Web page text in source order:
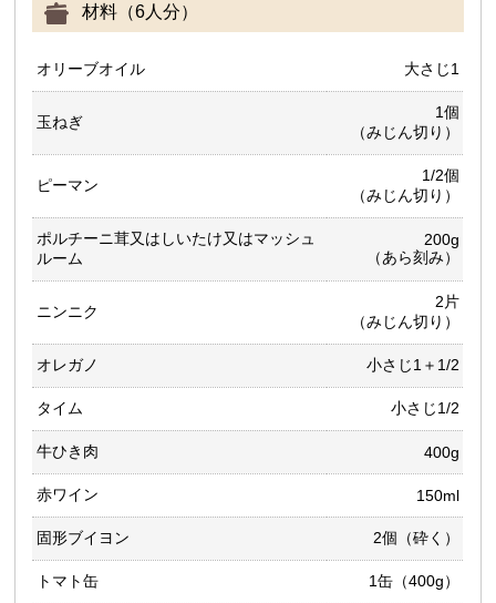
材料（6人分）
オリーブオイル 大さじ1
玉ねぎ
1個
（みじん切り）
ピーマン
1/2個
（みじん切り）
ポルチーニ茸又はしいたけ又はマッシュ
ルーム
200g
（あら刻み）
ニンニク
2片
（みじん切り）
オレガノ 小さじ1＋1/2
タイム 小さじ1/2
牛ひき肉 400g
赤ワイン 150ml
固形ブイヨン 2個（砕く）
トマト缶 1缶（400g）